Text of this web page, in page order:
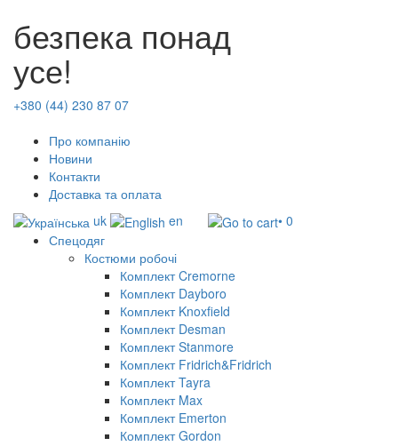
безпека понад
усе!
+380 (44) 230 87 07
Про компанію
Новини
Контакти
Доставка та оплата
uk
en
• 0
Спецодяг
Костюми робочі
Комплект Cremorne
Комплект Dayboro
Комплект Knoxfield
Комплект Desman
Комплект Stanmore
Комплект Fridrich&Fridrich
Комплект Tayra
Комплект Max
Комплект Emerton
Комплект Gordon